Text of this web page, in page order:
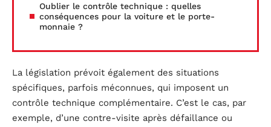
Oublier le contrôle technique : quelles
conséquences pour la voiture et le porte-
monnaie ?
La législation prévoit également des situations
spécifiques, parfois méconnues, qui imposent un
contrôle technique complémentaire. C’est le cas, par
exemple, d’une contre-visite après défaillance ou